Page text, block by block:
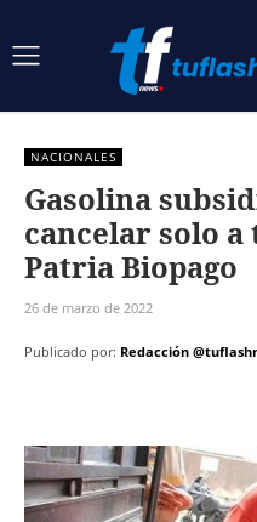
NACIONALES
Gasolina
cancelar solo
Patria Biopago
26 de marzo de 2022
Publicado por: Redacción